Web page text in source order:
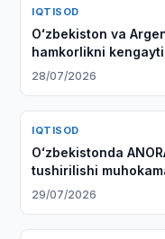
IQTISOD
Oʻzbekiston va
hamkorlikni
28/07/2026
IQTISOD
Oʻzbekistonda
tushirilishi
29/07/2026